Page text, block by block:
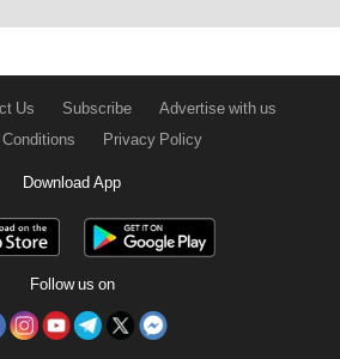
Us Subscribe
Advertise with us
Privacy Policy
Download App
Follow us on